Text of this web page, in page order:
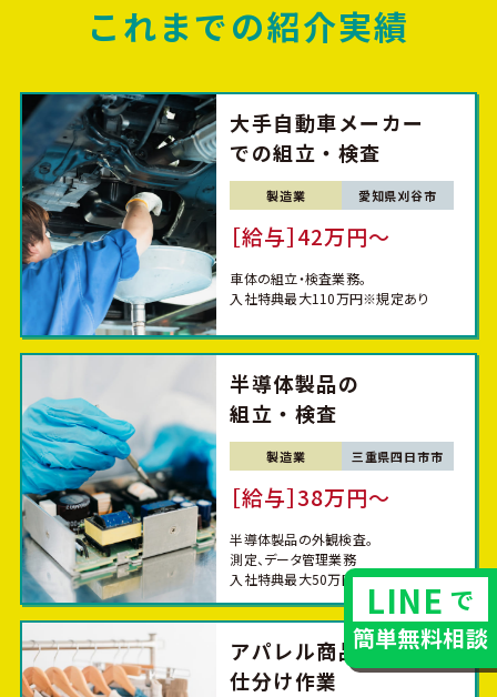
LINE で
簡単無料相談
これまでの紹介実績
大手自動車メーカー
での組立・検査
製造業 愛知県刈谷市
［給与］42万円〜
車体の組立・検査業務。
入社特典最大110万円※規定あり
半導体製品の
組立・検査
製造業 三重県四日市市
［給与］38万円〜
半導体製品の外観検査。
測定、データ管理業務
入社特典最大50万円※規定あり
アパレル商品の
仕分け作業